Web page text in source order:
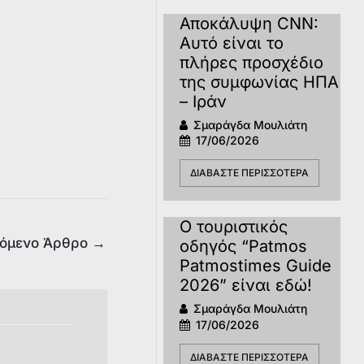
Άρθρο →
Αποκάλυψη CNN:
Αυτό είναι το
πλήρες προσχέδιο
της συμφωνίας ΗΠΑ
– Ιράν
Σμαράγδα Μουλιάτη
17/06/2026
ΔΙΑΒΆΣΤΕ ΠΕΡΙΣΣΌΤΕΡΑ
Ο τουριστικός
οδηγός “Patmos
Patmostimes Guide
2026” είναι εδώ!
Σμαράγδα Μουλιάτη
17/06/2026
ΔΙΑΒΆΣΤΕ ΠΕΡΙΣΣΌΤΕΡΑ